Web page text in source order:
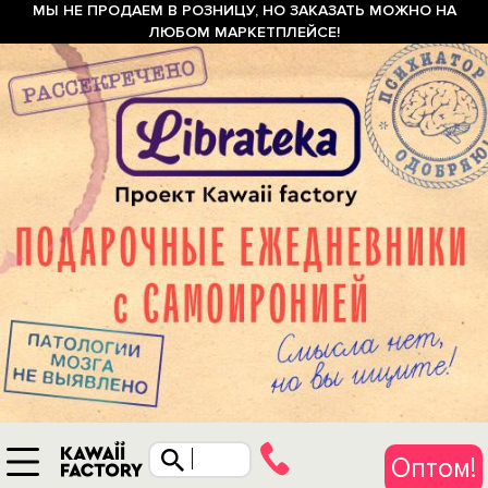
МЫ НЕ ПРОДАЕМ В РОЗНИЦУ, НО ЗАКАЗАТЬ МОЖНО НА
ЛЮБОМ МАРКЕТПЛЕЙСЕ!
Оптом!